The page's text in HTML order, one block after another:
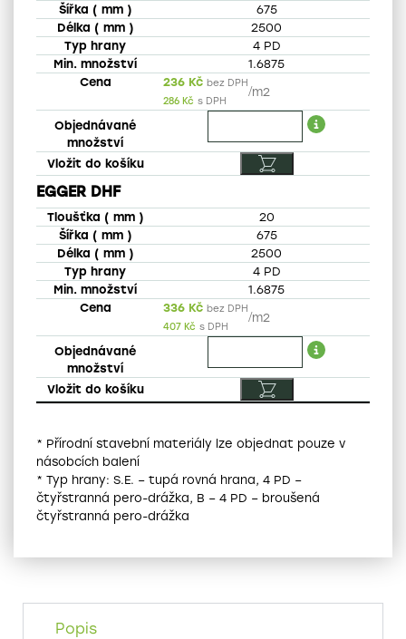
675
2500
4 PD
1.6875
236 Kč bez DPH
286 Kč s DPH
/m2
EGGER DHF
20
675
2500
4 PD
1.6875
336 Kč bez DPH
407 Kč s DPH
/m2
* Přírodní stavební materiály lze objednat pouze v
násobcích balení
* Typ hrany: S.E. – tupá rovná hrana, 4 PD –
čtyřstranná pero-drážka, B – 4 PD – broušená
čtyřstranná pero-drážka
Popis